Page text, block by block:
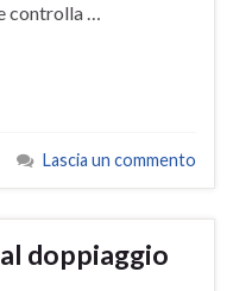
controlla …
Lascia un commento
doppiaggio